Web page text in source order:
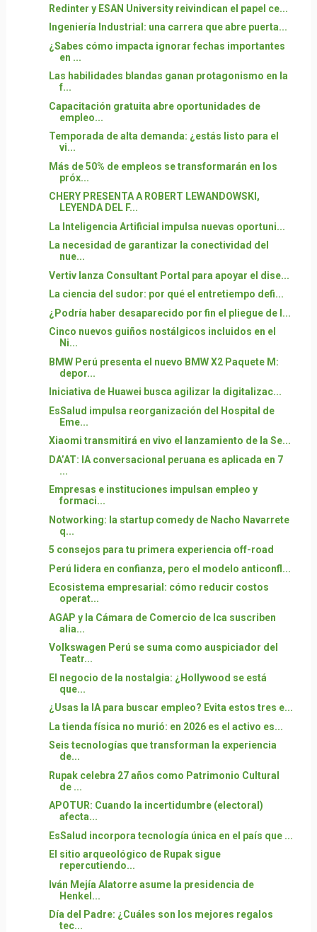
Redinter y ESAN University reivindican el papel ce...
Ingeniería Industrial: una carrera que abre puerta...
¿Sabes cómo impacta ignorar fechas importantes
en ...
Las habilidades blandas ganan protagonismo en la
f...
Capacitación gratuita abre oportunidades de
empleo...
Temporada de alta demanda: ¿estás listo para el
vi...
Más de 50% de empleos se transformarán en los
próx...
CHERY PRESENTA A ROBERT LEWANDOWSKI,
LEYENDA DEL F...
La Inteligencia Artificial impulsa nuevas oportuni...
La necesidad de garantizar la conectividad del
nue...
Vertiv lanza Consultant Portal para apoyar el dise...
La ciencia del sudor: por qué el entretiempo defi...
¿Podría haber desaparecido por fin el pliegue de l...
Cinco nuevos guiños nostálgicos incluidos en el
Ni...
BMW Perú presenta el nuevo BMW X2 Paquete M:
depor...
Iniciativa de Huawei busca agilizar la digitalizac...
EsSalud impulsa reorganización del Hospital de
Eme...
Xiaomi transmitirá en vivo el lanzamiento de la Se...
DA’AT: IA conversacional peruana es aplicada en 7
...
Empresas e instituciones impulsan empleo y
formaci...
Notworking: la startup comedy de Nacho Navarrete
q...
5 consejos para tu primera experiencia off-road
Perú lidera en confianza, pero el modelo anticonfl...
Ecosistema empresarial: cómo reducir costos
operat...
AGAP y la Cámara de Comercio de Ica suscriben
alia...
Volkswagen Perú se suma como auspiciador del
Teatr...
El negocio de la nostalgia: ¿Hollywood se está
que...
¿Usas la IA para buscar empleo? Evita estos tres e...
La tienda física no murió: en 2026 es el activo es...
Seis tecnologías que transforman la experiencia
de...
Rupak celebra 27 años como Patrimonio Cultural
de ...
APOTUR: Cuando la incertidumbre (electoral)
afecta...
EsSalud incorpora tecnología única en el país que ...
El sitio arqueológico de Rupak sigue
repercutiendo...
Iván Mejía Alatorre asume la presidencia de
Henkel...
Día del Padre: ¿Cuáles son los mejores regalos
tec...